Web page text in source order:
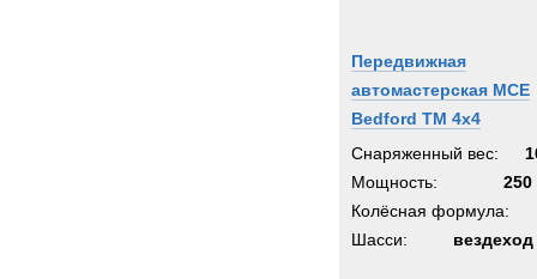
Передвижная
автомастерская MCE
Bedford TM 4x4
Снаряженный вес:
Мощность:
250
Колёсная формула:
Шасси:
вездеход